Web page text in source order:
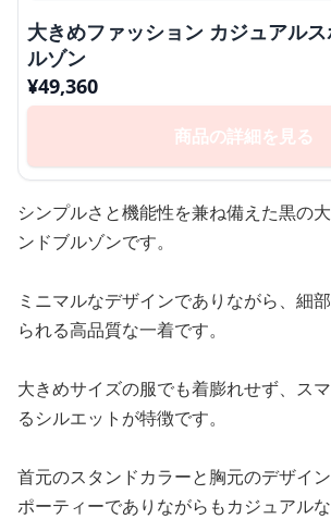
大きめファッション カジュアルスポーティーブ
ルゾン
¥49,360
商品の詳細を見る
シンプルさと機能性を兼ね備えた黒の
ンドブルゾンです。
ミニマルなデザインでありながら、細
られる高品質な一着です。
大きめサイズの服でも着膨れせず、ス
るシルエットが特徴です。
首元のスタンドカラーと胸元のデザイ
ポーティーでありながらもカジュアル